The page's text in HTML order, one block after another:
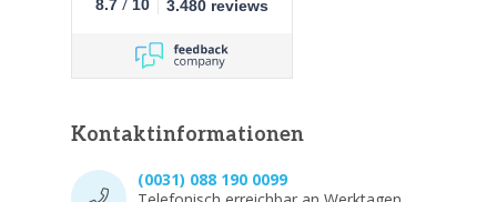
8.7 10 3.480 reviews
Kontaktinformationen
(0031) 088 190 0099